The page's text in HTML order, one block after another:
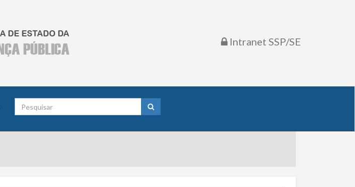
Intranet SSP/SE
Pesquisar
no